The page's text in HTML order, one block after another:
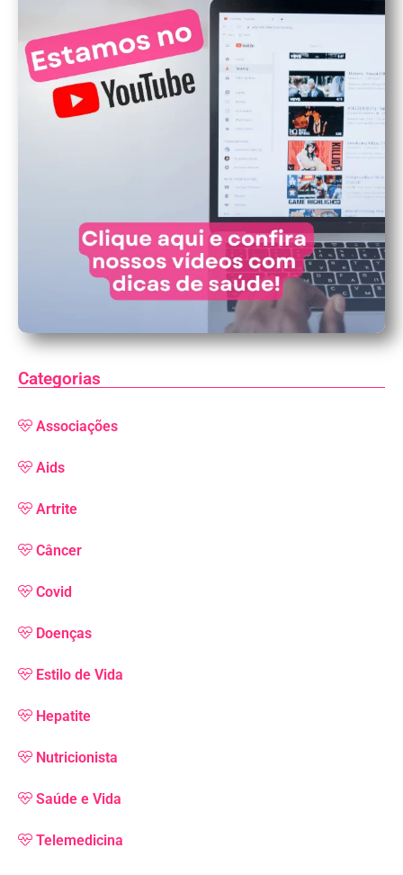
Categorias
Associações
Aids
Artrite
Câncer
Covid
Doenças
Estilo de Vida
Hepatite
Nutricionista
Saúde e Vida
Telemedicina